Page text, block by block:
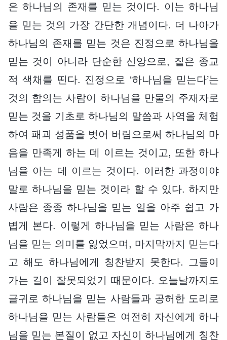
은 하나님의 존재를 믿는 것이다. 이는 하나님
을 믿는 것의 가장 간단한 개념이다. 더 나아가
하나님의 존재를 믿는 것은 진정으로 하나님을
믿는 것이 아니라 단순한 신앙으로, 짙은 종교
적 색채를 띤다. 진정으로 ‘하나님을 믿는다’는
것의 함의는 사람이 하나님을 만물의 주재자로
믿는 것을 기초로 하나님의 말씀과 사역을 체험
하여 패괴 성품을 벗어 버림으로써 하나님의 마
음을 만족게 하는 데 이르는 것이고, 또한 하나
님을 아는 데 이르는 것이다. 이러한 과정이야
말로 하나님을 믿는 것이라 할 수 있다. 하지만
사람은 종종 하나님을 믿는 일을 아주 쉽고 가
볍게 본다. 이렇게 하나님을 믿는 사람은 하나
님을 믿는 의미를 잃었으며, 마지막까지 믿는다
고 해도 하나님에게 칭찬받지 못한다. 그들이
가는 길이 잘못되었기 때문이다. 오늘날까지도
글귀로 하나님을 믿는 사람들과 공허한 도리로
하나님을 믿는 사람들은 여전히 자신에게 하나
님을 믿는 본질이 없고 자신이 하나님에게 칭찬